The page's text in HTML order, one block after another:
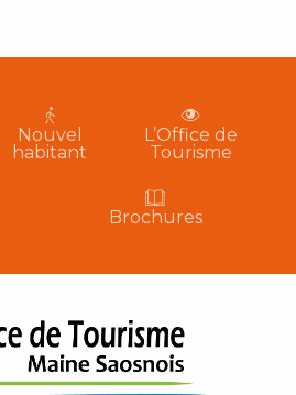
Nouvel
habitant
L’Office de
Tourisme
Brochures